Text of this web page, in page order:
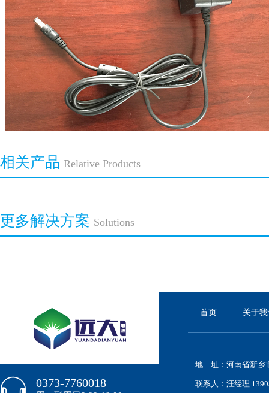
相关产品 Relative Products
更多解决方案 Solutions
首页 关于
地 址：河南省新乡
联系人：汪经理
0373-7760018